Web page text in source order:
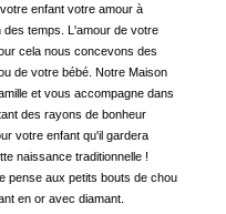
enfant votre amour à
des temps. L'amour de votre
cela nous concevons des
de votre bébé. Notre Maison
et vous accompagne dans
des rayons de bonheur
votre enfant qu'il gardera
naissance traditionnelle !
pense aux petits bouts de chou
en or avec diamant.